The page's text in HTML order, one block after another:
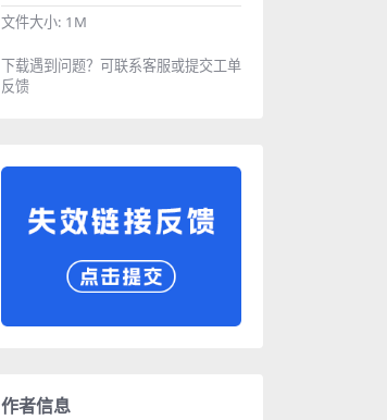
文件大小: 1M
下载遇到问题？可联系客服或提交工单
反馈
作者信息